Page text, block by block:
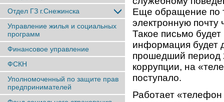
Отдел ГЗ г.Снежинска
Управление жилья и социальных
программ
Финансовое управление
ФСКН
Уполномоченный по защите прав
предпринимателей
Еще обращение по
электронную почту
Такое письмо
информация будет
прошедший период
коррупции, на
поступало.
Работает «телефон